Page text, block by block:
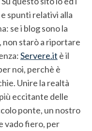
spunti relativi alla
se i blog sono la
starò a riportare
Servere.it è il
noi, perchè è
Unire la realtà
eccitante delle
ponte, un nostro
vado fiero, per